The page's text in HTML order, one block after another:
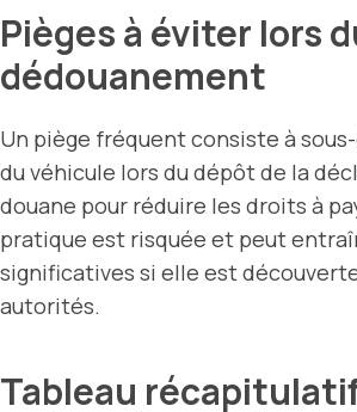
Pièges à éviter lors
dédouanement
Un piège fréquent consiste à
du véhicule lors du dépôt de la
douane pour réduire les droits à
pratique est risquée et peut
significatives si elle est
autorités.
Tableau